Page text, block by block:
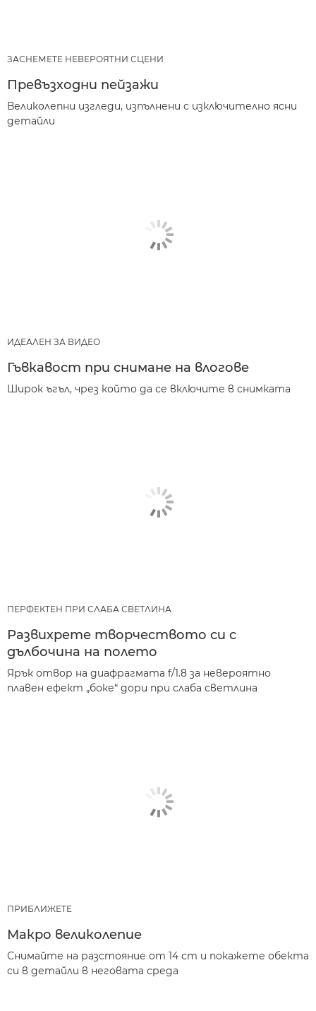
ЗАСНЕМЕТЕ НЕВЕРОЯТНИ СЦЕНИ
Превъзходни пейзажи
Великолепни изгледи, изпълнени с изключително ясни
детайли
ИДЕАЛЕН ЗА ВИДЕО
Гъвкавост при снимане на влогове
Широк ъгъл, чрез който да се включите в снимката
ПЕРФЕКТЕН ПРИ СЛАБА СВЕТЛИНА
Развихрете творчеството си с
дълбочина на полето
Ярък отвор на диафрагмата f/1.8 за невероятно
плавен ефект „боке“ дори при слаба светлина
ПРИБЛИЖЕТЕ
Макро великолепие
Снимайте на разстояние от 14 cm и покажете обекта
си в детайли в неговата среда